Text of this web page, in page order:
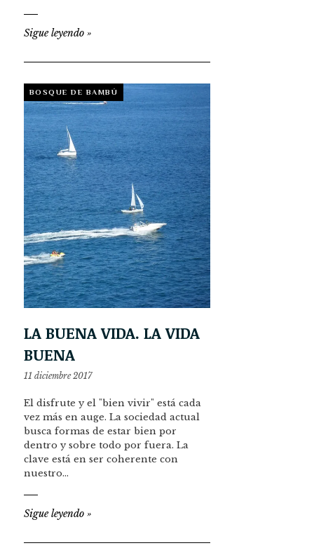
Sigue leyendo »
BOSQUE DE BAMBÚ
LA BUENA VIDA. LA VIDA
BUENA
11 diciembre 2017
El disfrute y el "bien vivir" está cada
vez más en auge. La sociedad actual
busca formas de estar bien por
dentro y sobre todo por fuera. La
clave está en ser coherente con
nuestro…
Sigue leyendo »